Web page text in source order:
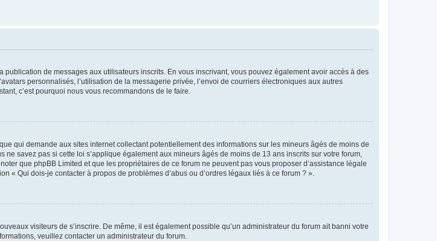
de messages aux utilisateurs inscrits. En vous inscrivant, vous pouvez également avoir accès à des
personnalisés, l’utilisation de la messagerie privée, l’envoi de courriers électroniques aux autres
c’est pourquoi nous vous recommandons de le faire.
qui demande aux sites internet collectant potentiellement des informations sur les mineurs âgés de moins de
savez pas si cette loi s’applique également aux mineurs âgés de moins de 13 ans inscrits sur votre forum,
que phpBB Limited et que les propriétaires de ce forum ne peuvent pas vous proposer d’assistance légale
« Qui dois-je contacter à propos de problèmes d’abus ou d’ordres légaux liés à ce forum ? ».
visiteurs de s’inscrire. De même, il est également possible qu’un administrateur du forum ait banni votre
veuillez contacter un administrateur du forum.